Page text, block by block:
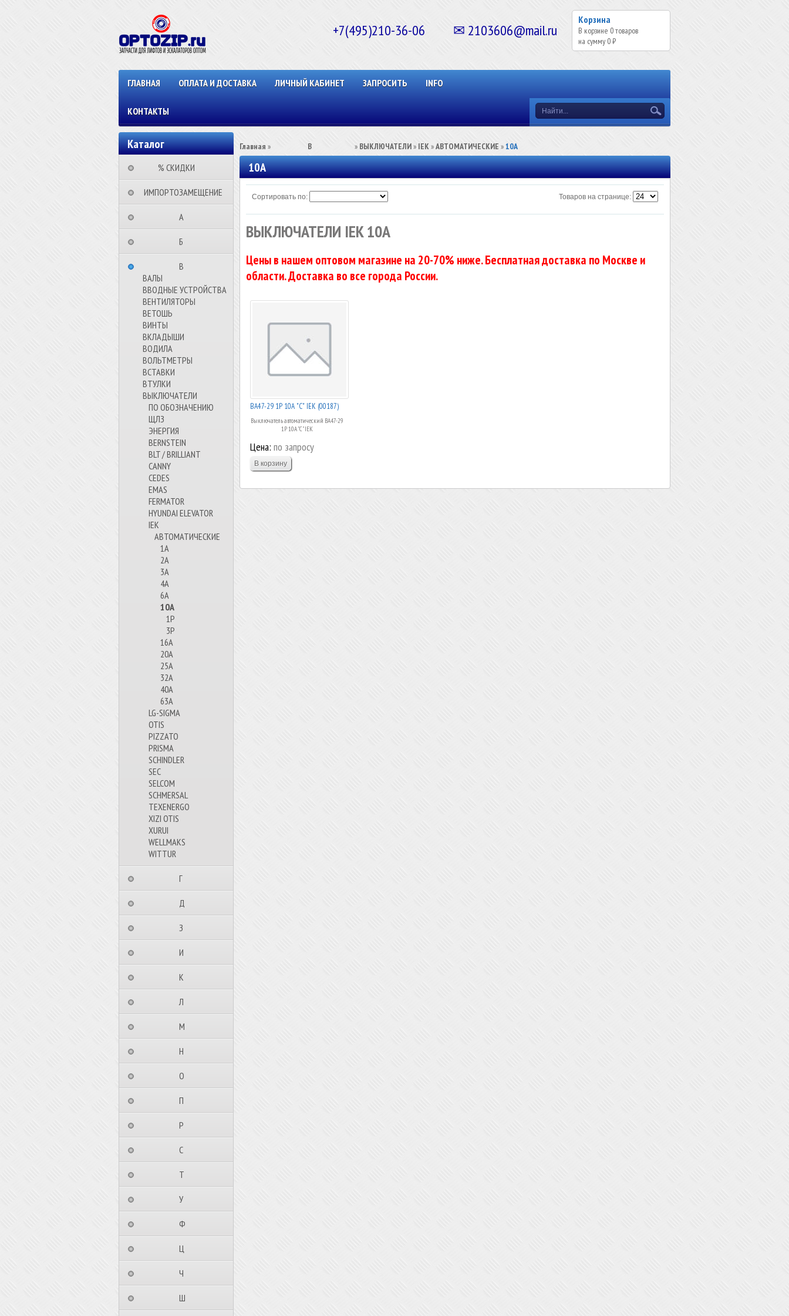
Корзина
В корзине 0товаров
на сумму 0 ₽
+7(495)210-36-06 ✉ 2103606@mail.ru
ГЛАВНАЯ ОПЛАТА И ДОСТАВКА ЛИЧНЫЙ КАБИНЕТ ЗАПРОСИТЬ INFO
КОНТАКТЫ
Каталог
⠀⠀⠀% СКИДКИ⠀⠀⠀⠀
⠀ИМПОРТОЗАМЕЩЕНИЕ
⠀⠀⠀⠀⠀⠀А⠀⠀⠀⠀⠀⠀⠀
⠀⠀⠀⠀⠀⠀Б⠀⠀⠀⠀⠀⠀⠀
⠀⠀⠀⠀⠀⠀В⠀⠀⠀⠀⠀⠀⠀
ВАЛЫ
ВВОДНЫЕ УСТРОЙСТВА
ВЕНТИЛЯТОРЫ
ВЕТОШЬ
ВИНТЫ
ВКЛАДЫШИ
ВОДИЛА
ВОЛЬТМЕТРЫ
ВСТАВКИ
ВТУЛКИ
ВЫКЛЮЧАТЕЛИ
ПО ОБОЗНАЧЕНИЮ
ЩЛЗ
ЭНЕРГИЯ
BERNSTEIN
BLT / BRILLIANT
CANNY
CEDES
EMAS
FERMATOR
HYUNDAI ELEVATOR
IEK
АВТОМАТИЧЕСКИЕ
1А
2А
3А
4А
6А
10А
1P
3P
16А
20А
25А
32А
40А
63А
LG-SIGMA
OTIS
PIZZATO
PRISMA
SCHINDLER
SEC
SELCOM
SCHMERSAL
TEXENERGO
XIZI OTIS
XURUI
WELLMAKS
WITTUR
⠀⠀⠀⠀⠀⠀Г⠀⠀⠀⠀⠀⠀⠀
⠀⠀⠀⠀⠀⠀Д⠀⠀⠀⠀⠀⠀⠀
⠀⠀⠀⠀⠀⠀З⠀⠀⠀⠀⠀⠀⠀
⠀⠀⠀⠀⠀⠀И⠀⠀⠀⠀⠀⠀⠀
⠀⠀⠀⠀⠀⠀К⠀⠀⠀⠀⠀⠀⠀
⠀⠀⠀⠀⠀⠀Л⠀⠀⠀⠀⠀⠀⠀
⠀⠀⠀⠀⠀⠀М⠀⠀⠀⠀⠀⠀⠀
⠀⠀⠀⠀⠀⠀Н⠀⠀⠀⠀⠀⠀⠀
⠀⠀⠀⠀⠀⠀О⠀⠀⠀⠀⠀⠀⠀
⠀⠀⠀⠀⠀⠀П⠀⠀⠀⠀⠀⠀⠀
⠀⠀⠀⠀⠀⠀Р⠀⠀⠀⠀⠀⠀⠀
⠀⠀⠀⠀⠀⠀С⠀⠀⠀⠀⠀⠀⠀
⠀⠀⠀⠀⠀⠀Т⠀⠀⠀⠀⠀⠀⠀
⠀⠀⠀⠀⠀⠀У⠀⠀⠀⠀⠀⠀⠀
⠀⠀⠀⠀⠀⠀Ф⠀⠀⠀⠀⠀⠀⠀
⠀⠀⠀⠀⠀⠀Ц⠀⠀⠀⠀⠀⠀⠀
⠀⠀⠀⠀⠀⠀Ч⠀⠀⠀⠀⠀⠀⠀
⠀⠀⠀⠀⠀⠀Ш⠀⠀⠀⠀⠀⠀⠀
Главная » ⠀⠀⠀⠀⠀⠀В⠀⠀⠀⠀⠀⠀⠀ » ВЫКЛЮЧАТЕЛИ» IEK»АВТОМАТИЧЕСКИЕ »10А
10А
Сортировать по: Товаров на странице:
ВЫКЛЮЧАТЕЛИ IEK 10А
Цены в нашем оптовом магазине на 20-70% ниже. Бесплатная доставка по Москве и
области. Доставка во все города России.
ВА47-29 1Р 10А "C" IEK (00187)
Выключатель автоматический ВА47-29
1Р 10А "C" IEK
Цена: по запросу